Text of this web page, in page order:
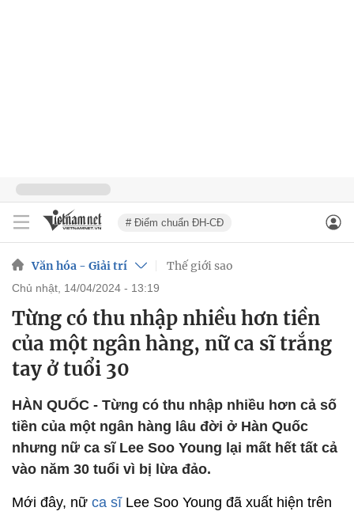
# Điểm chuẩn ĐH-CĐ
Văn hóa - Giải trí Thế giới sao
chủ nhật, 14/04/2024 - 13:19
Từng có thu nhập nhiều hơn tiền
của một ngân hàng, nữ ca sĩ trắng
tay ở tuổi 30
HÀN QUỐC - Từng có thu nhập nhiều hơn cả số
tiền của một ngân hàng lâu đời ở Hàn Quốc
nhưng nữ ca sĩ Lee Soo Young lại mất hết tất cả
vào năm 30 tuổi vì bị lừa đảo.
Mới đây, nữ ca sĩLee Soo Young đã xuất hiện trên